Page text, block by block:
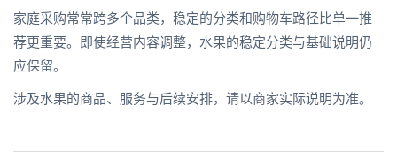
家庭采购常常跨多个品类，稳定的分类和购物车路径比单一推
荐更重要。即使经营内容调整，水果的稳定分类与基础说明仍
应保留。
涉及水果的商品、服务与后续安排，请以商家实际说明为准。